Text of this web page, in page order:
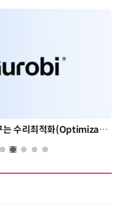
AI 시대의 의사결정을 바꾸는 수리최적화(Optimization): 실제 산업 적용 사례와 활용 전략